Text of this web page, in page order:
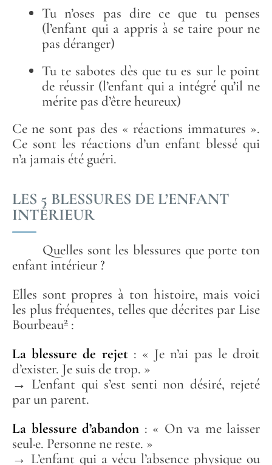
Tu n’oses pas dire ce que tu penses
(l’enfant qui a appris à se taire pour ne
pas déranger)
Tu te sabotes dès que tu es sur le point
de réussir (l’enfant qui a intégré qu’il ne
mérite pas d’être heureux)
Ce ne sont pas des « réactions immatures ».
Ce sont les réactions d’un enfant blessé qui
n’a jamais été guéri.
LES 5 BLESSURES DE L’ENFANT
INTÉRIEUR
Quelles sont les blessures que porte ton
enfant intérieur ?
Elles sont propres à ton histoire, mais voici
les plus fréquentes, telles que décrites par Lise
Bourbeau2 :
La blessure de rejet: « Je n’ai pas le droit
d’exister. Je suis de trop. »
→ L’enfant qui s’est senti non désiré, rejeté
par un parent.
La blessure d’abandon : « On va me laisser
seul·e. Personne ne reste. »
→ L’enfant qui a vécu l’absence physique ou